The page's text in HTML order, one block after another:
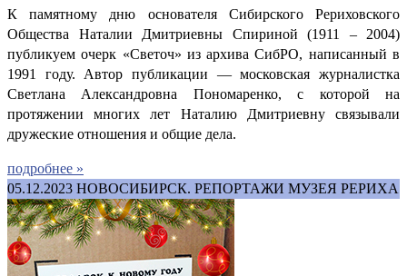
К памятному дню основателя Сибирского Рериховского
Общества Наталии Дмитриевны Спириной (1911 – 2004)
публикуем очерк «Светоч» из архива СибРО, написанный в
1991 году. Автор публикации — московская журналистка
Светлана Александровна Пономаренко, с которой на
протяжении многих лет Наталию Дмитриевну связывали
дружеские отношения и общие дела.
подробнее »
05.12.2023 НОВОСИБИРСК. РЕПОРТАЖИ МУЗЕЯ РЕРИХА